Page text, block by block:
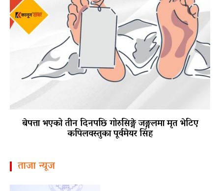
बेपत्ता भएको तीन दिनपछि गोरुसिङ्गे जङ्गलमा मृत भेटिए
कपिलवस्तुका पूर्वमेयर सिंह
ताजा न्यूज